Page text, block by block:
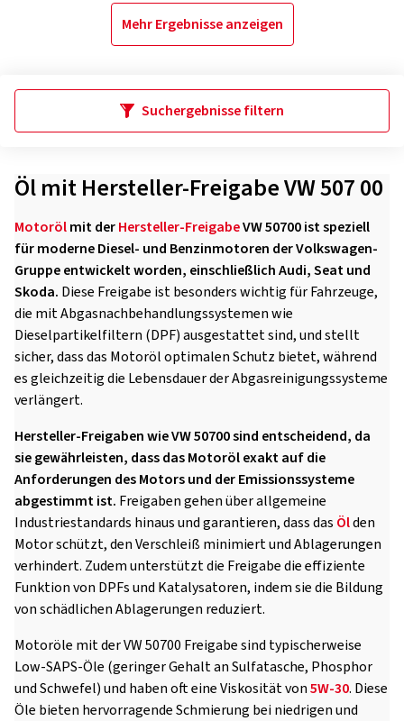
Mehr Ergebnisse anzeigen
Suchergebnisse filtern
Öl mit Hersteller-Freigabe VW 507 00
Motorölmit derHersteller-FreigabeVW 50700 ist speziell
für moderne Diesel- und Benzinmotoren der Volkswagen-
Gruppe entwickelt worden, einschließlich Audi, Seat und
Skoda. Diese Freigabe ist besonders wichtig für Fahrzeuge,
die mit Abgasnachbehandlungssystemen wie
Dieselpartikelfiltern (DPF) ausgestattet sind, und stellt
sicher, dass das Motoröl optimalen Schutz bietet, während
es gleichzeitig die Lebensdauer der Abgasreinigungssysteme
verlängert.
Hersteller-Freigaben wie VW 50700 sind entscheidend, da
sie gewährleisten, dass das Motoröl exakt auf die
Anforderungen des Motors und der Emissionssysteme
abgestimmt ist. Freigaben gehen über allgemeine
Industriestandards hinaus und garantieren, dass das Ölden
Motor schützt, den Verschleiß minimiert und Ablagerungen
verhindert. Zudem unterstützt die Freigabe die effiziente
Funktion von DPFs und Katalysatoren, indem sie die Bildung
von schädlichen Ablagerungen reduziert.
Motoröle mit der VW 50700 Freigabe sind typischerweise
Low-SAPS-Öle (geringer Gehalt an Sulfatasche, Phosphor
und Schwefel) und haben oft eine Viskosität von5W-30. Diese
Öle bieten hervorragende Schmierung bei niedrigen und